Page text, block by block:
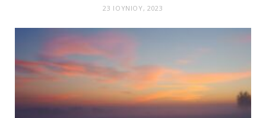
23 ΙΟΥΝΊΟΥ, 2023